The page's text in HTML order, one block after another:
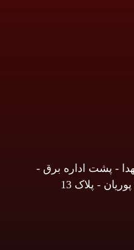
- پشت اداره برق -
- پلاک 13